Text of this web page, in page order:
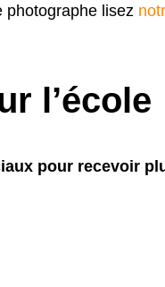
photographe lisez
l’école
pour recevoir